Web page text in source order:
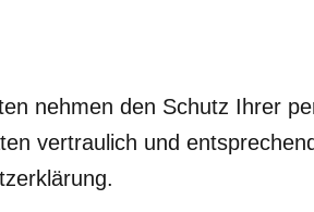
nehmen den Schutz Ihrer
vertraulich und